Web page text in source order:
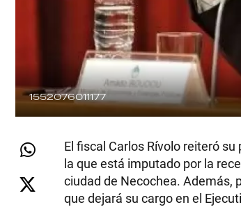
1552076011177
El fiscal Carlos Rívolo reiteró
la que está imputado por la
ciudad de Necochea. Además,
que dejará su cargo en el